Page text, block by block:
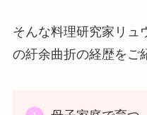
そんな料理研究家リュ
の紆余曲折の経歴をご